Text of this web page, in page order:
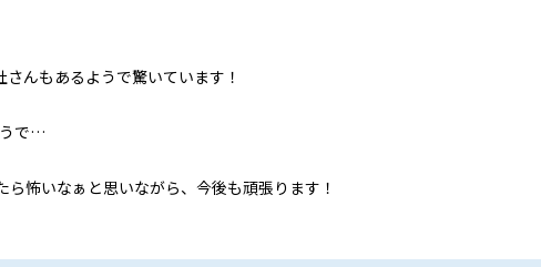
んもあるようで驚いています！
で…
怖いなぁと思いながら、今後も頑張ります！